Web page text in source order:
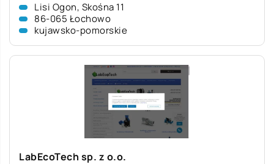
Lisi Ogon, Skośna 11
86-065 Łochowo
kujawsko-pomorskie
LabEcoTech sp. z o.o.